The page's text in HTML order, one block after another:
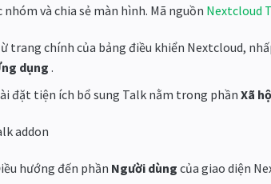
nhóm và chia sẻ màn hình. Mã nguồn Nextcloud
trang chính của bảng điều khiển Nextcloud,
dụng.
đặt tiện ích bổ sung Talk nằm trong phần Xã
hướng đến phần Người dùng của giao diện